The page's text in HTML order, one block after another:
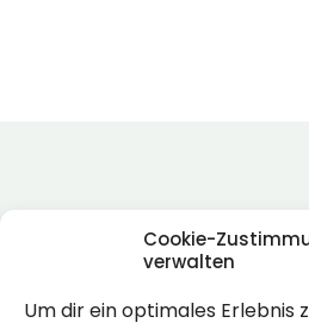
Cookie-
verwalten
Um dir ein optimales Erlebnis
Rechtlich